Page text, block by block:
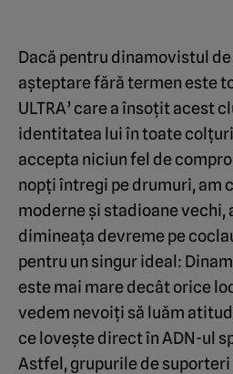
Dacă pentru dinamovistul
așteptare fără termen este
ULTRA’ care a însoțit acest
identitatea lui în toate
accepta niciun fel de
nopți întregi pe drumuri, am
moderne și stadioane vechi,
dimineața devreme pe
pentru un singur ideal:
este mai mare decât orice
vedem nevoiți să luăm
ce lovește direct în ADN-ul
Astfel, grupurile de